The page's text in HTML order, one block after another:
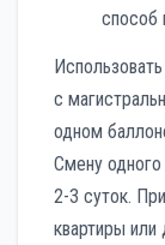
способ
с
одном
Смену
2-3 суток.
квартиры